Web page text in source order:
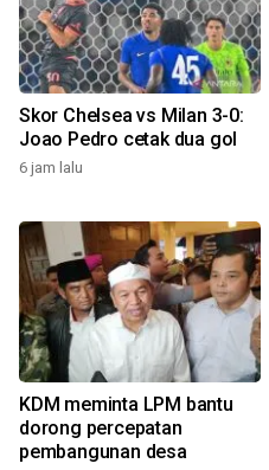
Skor Chelsea vs Milan 3-0:
Joao Pedro cetak dua gol
6 jam lalu
KDM meminta LPM bantu
dorong percepatan
pembangunan desa